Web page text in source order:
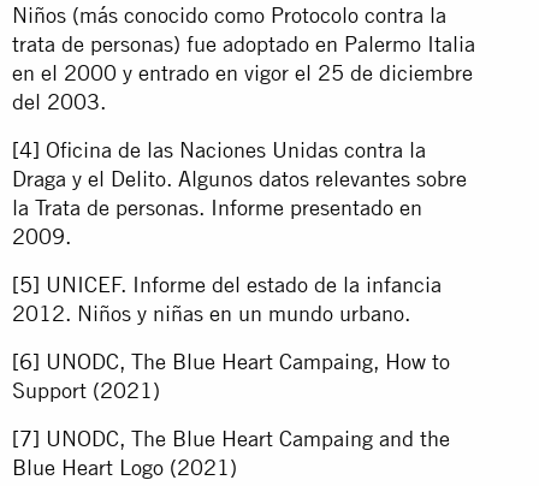
Niños (más conocido como Protocolo contra la
trata de personas) fue adoptado en Palermo Italia
en el 2000 y entrado en vigor el 25 de diciembre
del 2003.
[4] Oficina de las Naciones Unidas contra la
Draga y el Delito. Algunos datos relevantes sobre
la Trata de personas. Informe presentado en
2009.
[5] UNICEF. Informe del estado de la infancia
2012. Niños y niñas en un mundo urbano.
[6] UNODC, The Blue Heart Campaing, How to
Support (2021)
[7] UNODC, The Blue Heart Campaing and the
Blue Heart Logo (2021)